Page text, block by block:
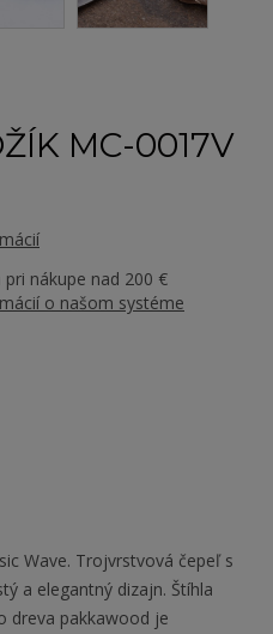
MC-0017V
pri nákupe nad 200 €
o našom systéme
Wave. Trojvrstvová čepeľ s
a elegantný dizajn. Štíhla
dreva pakkawood je